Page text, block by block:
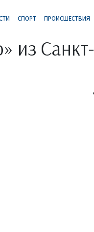
СПОРТ ПРОИСШЕСТВИЯ
из Санкт-